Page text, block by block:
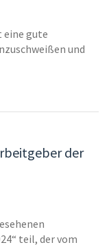
eine gute
und
der
teil, der vom